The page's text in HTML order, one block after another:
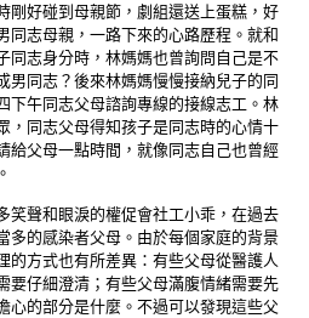
剛好碰到母親節，劇組還送上蛋糕，好
同志母親，一路下來的心路歷程。就和
同志身分時，林媽媽也曾詢問自己是不
男同志？後來林媽媽慢慢接納兒子的同
下午同志父母諮詢專線的接線志工。林
，同志父母得知孩子是同志時的心情十
給父母一點時間，就像同志自己也曾經
笑聲和眼淚的權促會社工小乖，在過去
多的感染者父母。由於每個家庭的背景
的方式也有所差異：有些父母從醫護人
要仔細澄清；有些父母滿腹情緒需要先
心的部分是什麼。不過可以發現這些父